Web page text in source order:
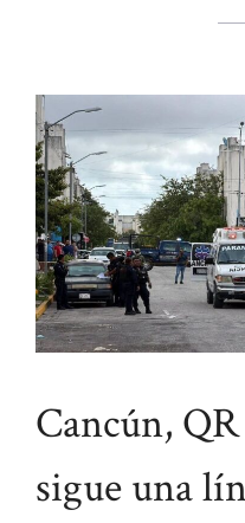
Cancún,
sigue una